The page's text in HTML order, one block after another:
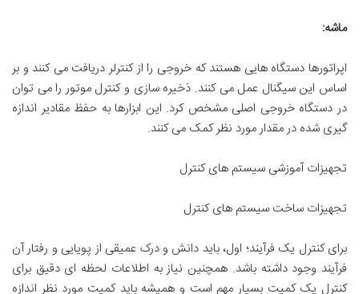
ماشه:
اپراتورها دستگاه هایی هستند که خروجی را از کنترلر دریافت می کنند و بر
اساس این سیگنال عمل می کنند. ذخیره سازی و کنترل موتور را می توان
در دستگاه خروجی اصلی مشخص کرد. این ابزارها به حفظ مقادیر اندازه
گیری شده در مقدار مورد نظر کمک می کنند.
تجهیزات آموزشی سیستم های کنترل
تجهیزات ساخت سیستم های کنترل
برای کنترل یک فرآیند؛ اول، باید دانش و درک عمیقی از پویایی و رفتار آن
فرآیند وجود داشته باشد. همچنین نیاز به اطلاعات لحظه ای دقیق برای
کنترل یک کمیت بسیار مهم است و همیشه باید کمیت مورد نظر اندازه